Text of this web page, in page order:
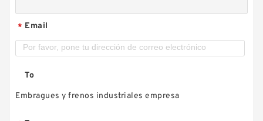
* Email
To
Embragues y frenos industriales empresa